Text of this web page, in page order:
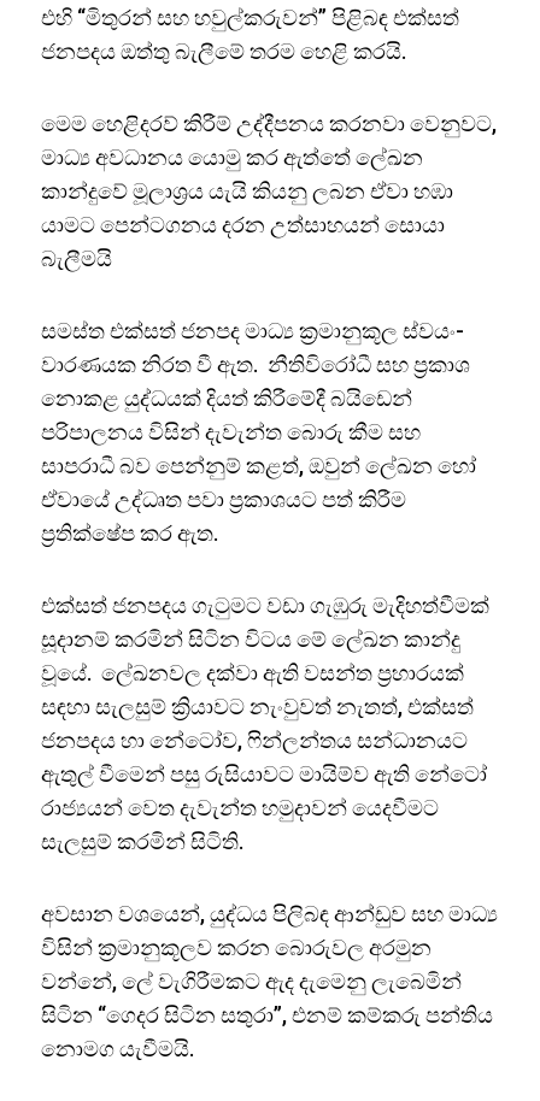
එහි “මිතුරන් සහ හවුල්කරුවන්” පිළිබඳ එක්සත්
ජනපදය ඔත්තු බැලීමේ තරම හෙළි කරයි.
මෙම හෙළිදරව් කිරීම් උද්දීපනය කරනවා වෙනුවට,
මාධ්‍ය අවධානය යොමු කර ඇත්තේ ලේඛන
කාන්දුවේ මූලාශ්‍රය යැයි කියනු ලබන ඒවා හඹා
යාමට පෙන්ටගනය දරන උත්සාහයන් සොයා
බැලීමයි
සමස්ත එක්සත් ජනපද මාධ්‍ය ක්‍රමානුකූල ස්වයං-
වාරණයක නිරත වී ඇත. නීතිවිරෝධී සහ ප්‍රකාශ
නොකළ යුද්ධයක් දියත් කිරීමේදී බයිඩෙන්
පරිපාලනය විසින් දැවැන්ත බොරු කීම සහ
සාපරාධී බව පෙන්නුම් කළත්, ඔවුන් ලේඛන හෝ
ඒවායේ උද්ධෘත පවා ප්‍රකාශයට පත් කිරීම
ප්‍රතික්ෂේප කර ඇත.
එක්සත් ජනපදය ගැටුමට වඩා ගැඹුරු මැදිහත්වීමක්
සූදානම් කරමින් සිටින විටය මේ ලේඛන කාන්දු
වූ⁣යේ. ලේඛනවල දක්වා ඇති වසන්ත ප්‍රහාරයක්
සඳහා සැලසුම් ක්‍රියාවට නැංවුවත් නැතත්, එක්සත්
ජනපදය හා නේටෝව, ෆින්ලන්තය සන්ධානයට
ඇතුල් වීමෙන් පසු රුසියාවට මායිම්ව ඇති නේටෝ
රාජ්‍යයන් වෙත දැවැන්ත හමුදාවන් යෙදවීමට
සැලසුම් කරමින් සිටිති.
අවසාන වශයෙන්, යුද්ධය පිලිබඳ ආන්ඩුව සහ මාධ්‍ය
විසින් ක්‍රමානුකූලව කරන බොරුවල අරමුන
වන්නේ, ලේ වැගිරීමකට ඇද දැමෙනු ලැබෙමින්
සිටින “ගෙදර සිටින සතුරා”, එනම් කම්කරු පන්තිය
නොමග යැවීමයි.